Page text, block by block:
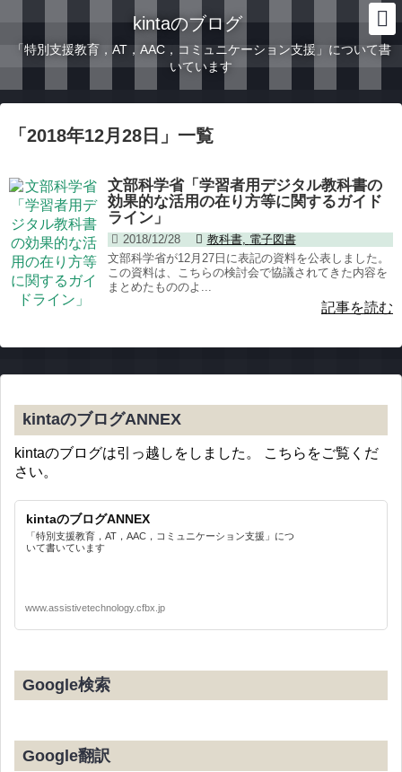
kintaのブログ
「特別支援教育，AT，AAC，コミュニケーション支援」について書
いています
「 2018年12月28日 」 一覧
文部科学省「学習者用デジタル教科書の
効果的な活用の在り方等に関するガイド
ライン」
2018/12/28 教科書, 電子図書
文部科学省が12月27日に表記の資料を公表しました。
この資料は、こちらの検討会で協議されてきた内容を
まとめたもののよ...
記事を読む
kintaのブログANNEX
kintaのブログは引っ越しをしました。 こちらをご覧くだ
さい。
kintaのブログANNEX
「特別支援教育，AT，AAC，コミュニケーション支援」につ
いて書いています
www.assistivetechnology.cfbx.jp
Google検索
Google翻訳